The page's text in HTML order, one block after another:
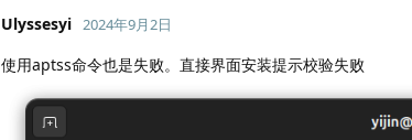
Ulyssesyi 2024年9月2日
使用aptss命令也是失败。直接界面安装提示校验失败